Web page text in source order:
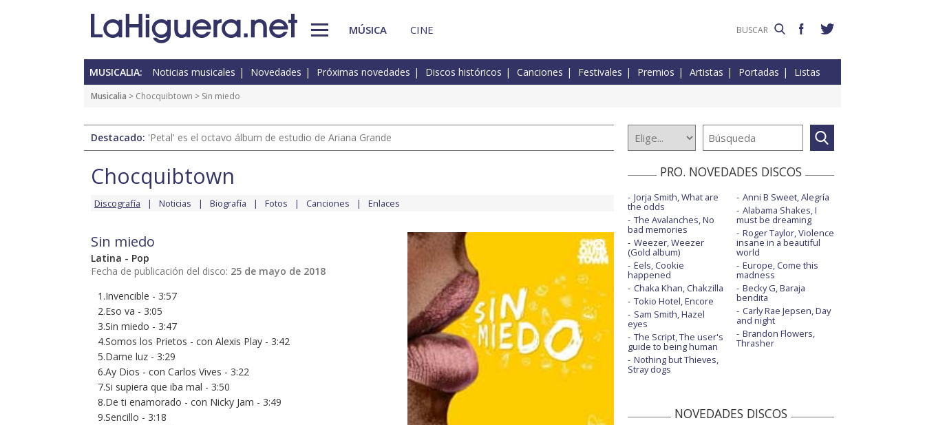
MÚSICA CINE
MUSICALIA: Noticias musicales Novedades Próximas novedades Discos históricos Canciones Festivales Premios Artistas Portadas Listas
Musicalia > Chocquibtown > Sin miedo
Destacado: 'Petal' es el octavo álbum de estudio de Ariana Grande
Chocquibtown
Discografía Noticias Biografía Fotos Canciones Enlaces
Sin miedo
Latina - Pop
Fecha de publicación del disco: 25 de mayo de 2018
1.Invencible - 3:57
2.Eso va - 3:05
3.Sin miedo - 3:47
4.Somos los Prietos - con Alexis Play - 3:42
5.Dame luz - 3:29
6.Ay Dios - con Carlos Vives - 3:22
7.Si supiera que iba mal - 3:50
8.De ti enamorado - con Nicky Jam - 3:49
9.Sencillo - 3:18
PRO. NOVEDADES DISCOS
Jorja Smith, What are
the odds
The Avalanches, No
bad memories
Weezer, Weezer
(Gold album)
Eels, Cookie
happened
Chaka Khan, Chakzilla
Tokio Hotel, Encore
Sam Smith, Hazel
eyes
The Script, The user's
guide to being human
Nothing but Thieves,
Stray dogs
Anni B Sweet, Alegría
Alabama Shakes, I
must be dreaming
Roger Taylor, Violence
insane in a beautiful
world
Europe, Come this
madness
Becky G, Baraja
bendita
Carly Rae Jepsen, Day
and night
Brandon Flowers,
Thrasher
NOVEDADES DISCOS